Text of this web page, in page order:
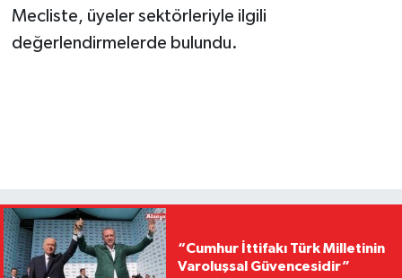
Mecliste, üyeler sektörleriyle ilgili
değerlendirmelerde bulundu.
“Cumhur İttifakı Türk Milletinin
Varoluşsal Güvencesidir”